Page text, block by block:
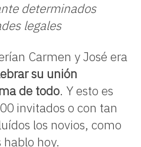
determinados
legales
Carmen y José era
su unión
de todo. Y esto es
invitados o con tan
los novios, como
hablo hoy.